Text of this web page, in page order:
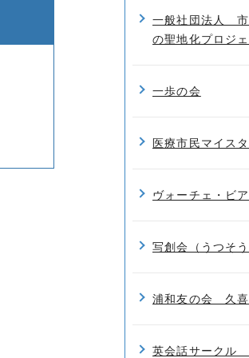
一般社団法人 市
の聖地化プロジ
一歩の会
医療市民マイス
ヴォーチェ・ビ
写創会（うつそう
浦和友の会 久
英会話サークル